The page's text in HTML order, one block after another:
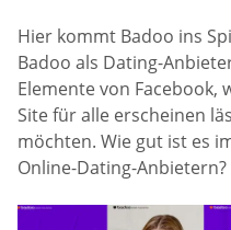
Hier kommt Badoo ins
Badoo als Dating-
Elemente von Facebook,
Site für alle erscheinen
möchten. Wie gut ist es
Online-Dating-